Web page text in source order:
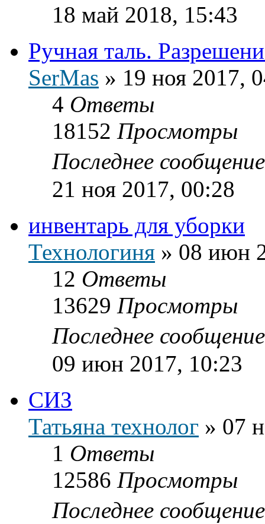
18 май 2018, 15:43
Ручная таль.
SerMas » 19 ноя 2017,
4 Ответы
18152 Просмотры
Последнее
21 ноя 2017, 00:28
инвентарь для уборки
Технологиня » 08 июн
12 Ответы
13629 Просмотры
Последнее
09 июн 2017, 10:23
СИЗ
Татьяна технолог » 07
1 Ответы
12586 Просмотры
Последнее